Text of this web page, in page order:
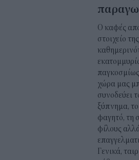
Ο καφές
στοιχείο της
χώρα μας
συνοδεύει
ξύπνημα,
φαγητό, τη
φίλους
Γενικά,